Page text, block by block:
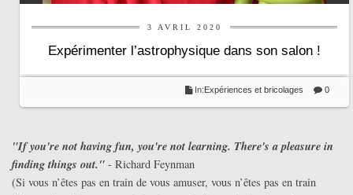
3 AVRIL 2020
Expérimenter l’astrophysique dans son salon !
0
In: Expériences et bricolages
"If you're not having fun, you're not learning. There's a pleasure in
finding things out." - Richard Feynman
(Si vous n’êtes pas en train de vous amuser, vous n’êtes pas en train